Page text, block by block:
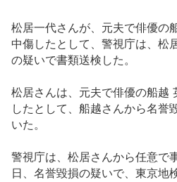
松居一代さんが、元夫で俳優の
中傷したとして、警視庁は、松
の疑いで書類送検した。
松居さんは、元夫で俳優の船越
したとして、船越さんから名誉
いた。
警視庁は、松居さんから任意で
日、名誉毀損の疑いで、東京地